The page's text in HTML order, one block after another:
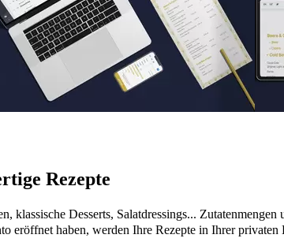
Rezepte
klassische Desserts, Salatdressings...
eröffnet haben, werden Ihre Rezepte in Ihrer privaten